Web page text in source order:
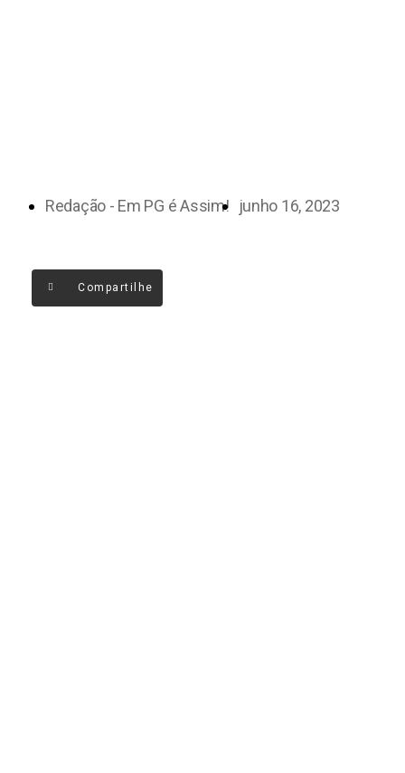
Redação - Em PG é Assim! junho 16, 2023
Compartilhe